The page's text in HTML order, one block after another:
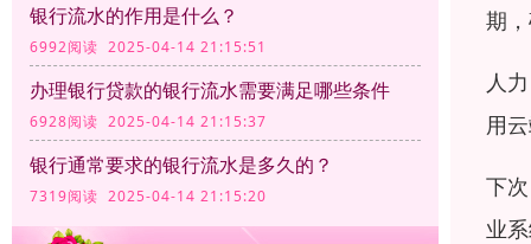
银行流水的作用是什么？
6992阅读 2025-04-14 21:15:51
办理银行贷款的银行流水需要满足哪些条件
6928阅读 2025-04-14 21:15:37
银行通常要求的银行流水是多久的？
7319阅读 2025-04-14 21:15:20
期
人
用
下
业